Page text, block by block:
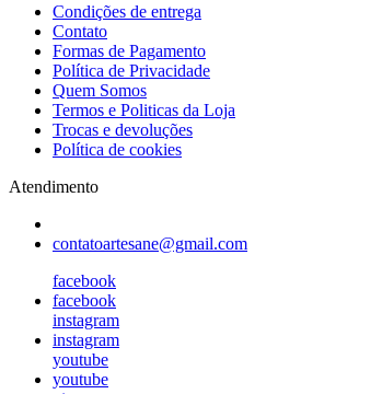
Condições de entrega
Contato
Formas de Pagamento
Política de Privacidade
Quem Somos
Termos e Politicas da Loja
Trocas e devoluções
Política de cookies
Atendimento
contatoartesane@gmail.com
facebook
facebook
instagram
instagram
youtube
youtube